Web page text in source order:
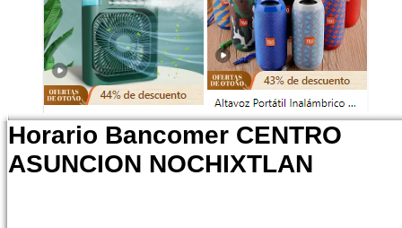
Horario Bancomer CENTRO
ASUNCION NOCHIXTLAN